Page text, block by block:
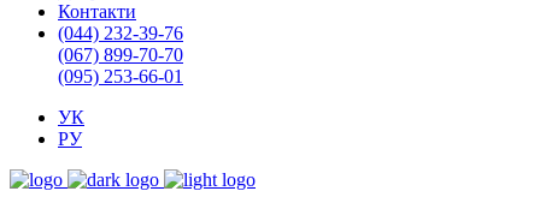
Контакти
(044) 232-39-76
(067) 899-70-70
(095) 253-66-01
УК
РУ